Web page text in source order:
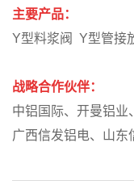
主要产品：
Y型料浆阀 Y型管接
战略合作伙伴：
中铝国际、开曼铝业
广西信发铝电、山东